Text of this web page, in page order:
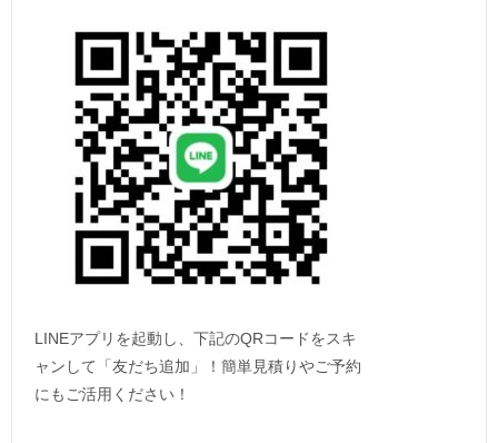
LINEアプリを起動し、下記のQRコードをスキ
ャンして「友だち追加」！簡単見積りやご予約
にもご活用ください！